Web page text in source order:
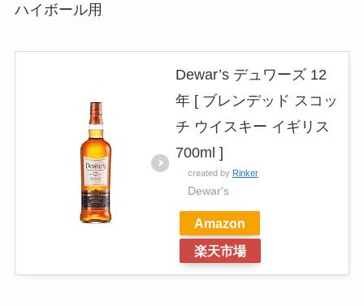
ハイボール用
Dewar’s デュワーズ 12
年 [ ブレンデッド スコッ
チ ウイスキー イギリス
700ml ]
created by Rinker
Dewar's
Amazon
楽天市場